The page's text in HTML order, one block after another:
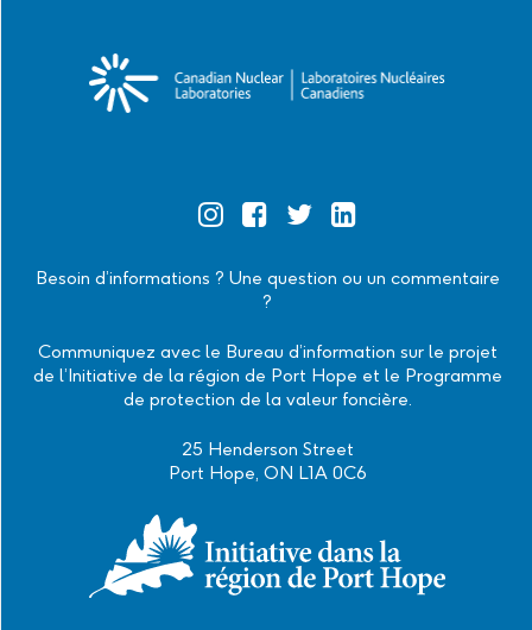
Besoin d’informations ? Une question ou un commentaire
?
Communiquez avec le Bureau d’information sur le projet
de l’Initiative de la région de Port Hope et le Programme
de protection de la valeur foncière.
25 Henderson Street
Port Hope, ON L1A 0C6